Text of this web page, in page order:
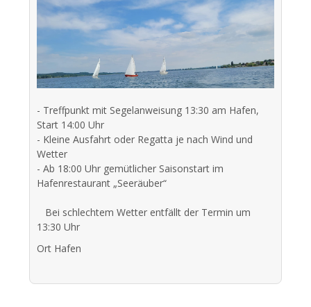
- Treffpunkt mit Segelanweisung 13:30 am Hafen,
Start 14:00 Uhr
- Kleine Ausfahrt oder Regatta je nach Wind und
Wetter
- Ab 18:00 Uhr gemütlicher Saisonstart im
Hafenrestaurant „Seeräuber“
Bei schlechtem Wetter entfällt der Termin um
13:30 Uhr
Ort Hafen